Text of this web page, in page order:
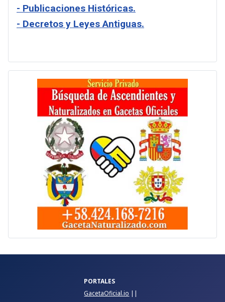
- Publicaciones Históricas.
- Decretos y Leyes Antiguas.
PORTALES
GacetaOficial.io ||